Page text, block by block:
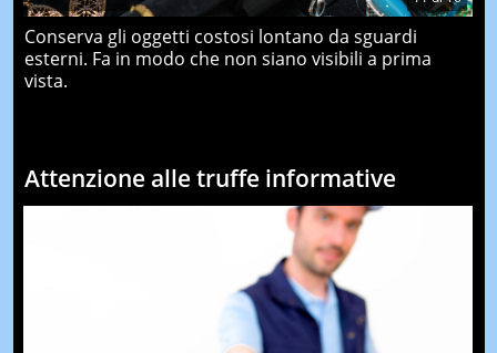
Conserva gli oggetti costosi lontano da sguardi
esterni. Fa in modo che non siano visibili a prima
vista.
Attenzione alle truffe informative